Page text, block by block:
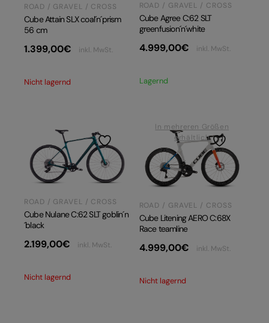
ROAD / GRAVEL / CROSS
Cube Attain SLX coal´n´prism
56 cm
1.399,00€ inkl. MwSt.
Nicht lagernd
ROAD / GRAVEL / CROSS
Cube Agree C:62 SLT
greenfusion´n´white
4.999,00€ inkl. MwSt.
Lagernd
ROAD / GRAVEL / CROSS
Cube Nulane C:62 SLT goblin´n
´black
2.199,00€ inkl. MwSt.
Nicht lagernd
In mehreren Größen
erhältlich
ROAD / GRAVEL / CROSS
Cube Litening AERO C:68X
Race teamline
4.999,00€ inkl. MwSt.
Nicht lagernd